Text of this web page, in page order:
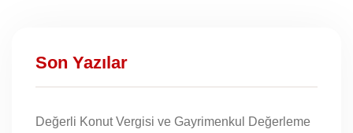
Son Yazılar
Değerli Konut Vergisi ve Gayrimenkul Değerleme